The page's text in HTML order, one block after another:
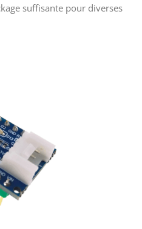
suffisante pour diverses